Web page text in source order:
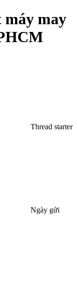
may
Thread starter
Ngày gửi